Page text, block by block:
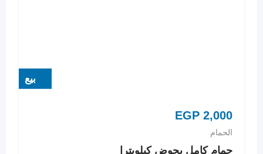
بيع
EGP 2,000
الحمام
حمام كامل بحوض كيلوبترا